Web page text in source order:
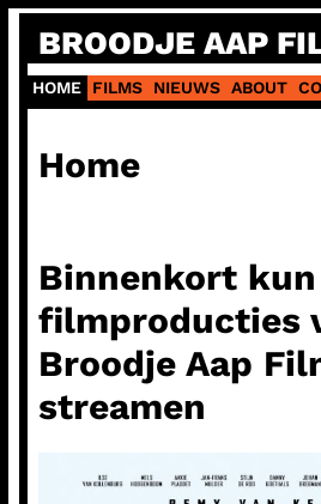
naar
de
inhoud
BROODJE AAP
HOME FILMS NIEUWS ABOUT
Home
Binnenkort
filmproducties
Broodje Aap
streamen